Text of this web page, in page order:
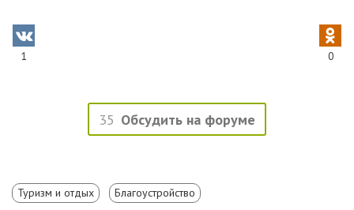
1 0
35 Обсудить на форуме
Туризм и отдых Благоустройство